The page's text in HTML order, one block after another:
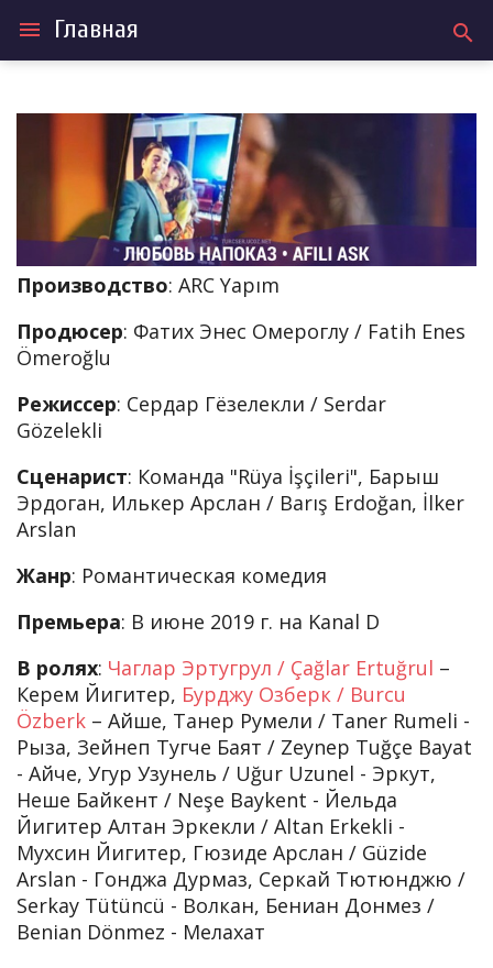
menu Главная search
Производство: ARC Yapım
Продюсер: Фатих Энес Омероглу / Fatih Enes
Ömeroğlu
Режиссер: Сердар Гёзелекли / Serdar
Gözelekli
Сценарист: Команда "Rüya İşçileri", Барыш
Эрдоган, Илькер Арслан / Barış Erdoğan, İlker
Arslan
Жанр: Романтическая комедия
Премьера: В июне 2019 г. на Kanal D
В ролях: Чаглар Эртугрул / Çağlar Ertuğrul –
Керем Йигитер, Бурджу Озберк / Burcu
Özberk – Айше, Танер Румели / Taner Rumeli -
Рыза, Зейнеп Тугче Баят / Zeynep Tuğçe Bayat
- Айче, Угур Узунель / Uğur Uzunel - Эркут,
Неше Байкент / Neşe Baykent - Йельда
Йигитер Алтан Эркекли / Altan Erkekli -
Мухсин Йигитер, Гюзиде Арслан / Güzide
Arslan - Гонджа Дурмаз, Серкай Тютюнджю /
Serkay Tütüncü - Волкан, Бениан Донмез /
Benian Dönmez - Мелахат